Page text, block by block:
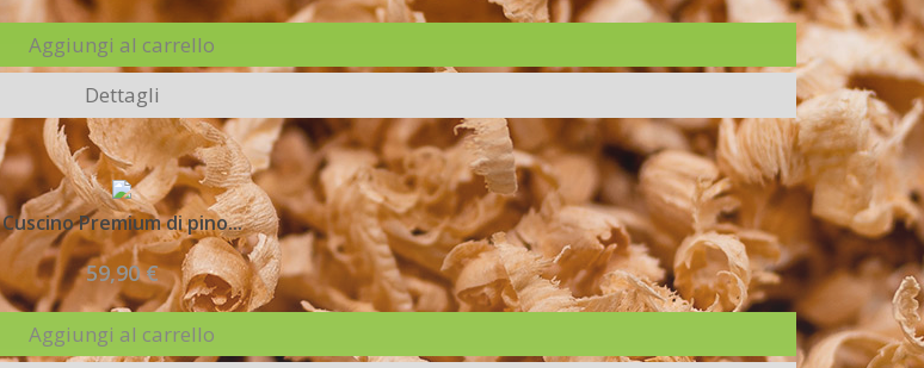
Aggiungi al carrello
Dettagli
Cuscino Premium di pino...
59,90 €
Aggiungi al carrello